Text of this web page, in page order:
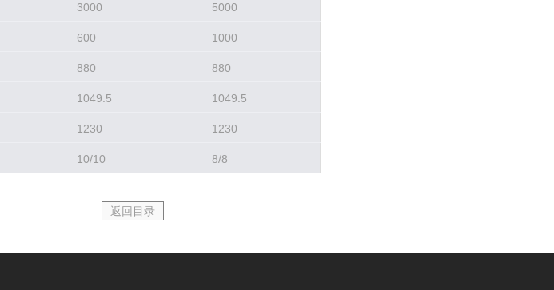
3000 5000
600 1000
880 880
1049.5 1049.5
1230 1230
10/10 8/8
返回目录